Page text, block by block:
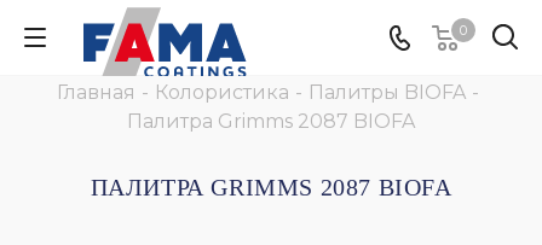
0
Главная - Колористика - Палитры BIOFA -
Палитра Grimms 2087 BIOFA
ПАЛИТРА GRIMMS 2087 BIOFA